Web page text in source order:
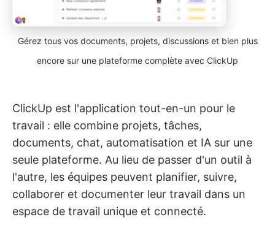
Gérez tous vos documents, projets, discussions et bien plus
encore sur une plateforme complète avec ClickUp
ClickUp est l'application tout-en-un pour le
travail : elle combine projets, tâches,
documents, chat, automatisation et IA sur une
seule plateforme. Au lieu de passer d'un outil à
l'autre, les équipes peuvent planifier, suivre,
collaborer et documenter leur travail dans un
espace de travail unique et connecté.